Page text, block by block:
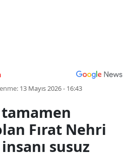
13 Mayıs 2026 - 16:43
tamamen
Fırat Nehri
susuz